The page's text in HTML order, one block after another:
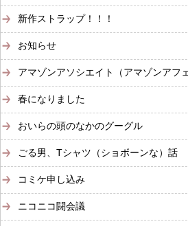
新作ストラップ！！！
お知らせ
アマゾンアソシエイト（アマゾンアフ
春になりました
おいらの頭のなかのグーグル
ごる男、Tシャツ（ショボーンな）話
コミケ申し込み
ニコニコ闘会議